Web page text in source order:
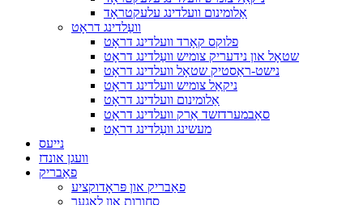
אַלומינום וועלדינג עלעקטראָד
וועַלדינג דראָט
פלוקס קאָרד וועלדינג דראָט
שטאָל און נידעריק צומיש וועַלדינג דראָט
נישט-ראַסטיק שטאָל וועלדינג דראָט
ניקאַל צומיש וועלדינג דראָט
אַלומינום וועלדינג דראָט
סאַבמערדזשד אַרק וועלדינג דראָט
מעשינג וועַלדינג דראָט
נייעס
וועגן אונדז
פאַבריק
פאַבריק און פּראָדוקציע
סחורות און לאַגער